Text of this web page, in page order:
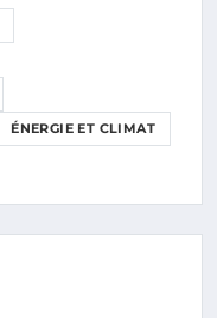
ÉNERGIE ET CLIMAT